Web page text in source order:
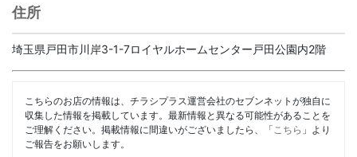
住所
埼玉県戸田市川岸3-1-7ロイヤルホームセンター戸田公園内2階
こちらのお店の情報は、チラシプラス運営会社のセブンネットが独自に
収集した情報を掲載しています。最新情報と異なる可能性があることを
ご理解ください。掲載情報に間違いがございましたら、「 こちら 」より
ご報告をお願いします。